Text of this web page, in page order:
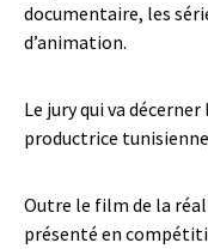
documentaire, les
d’animation.
Le jury qui va
productrice
Outre le film de la
présenté en